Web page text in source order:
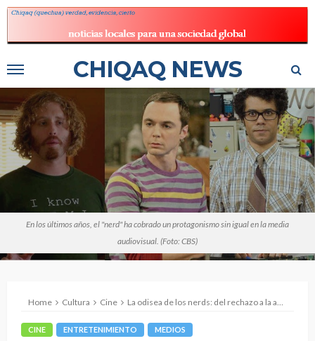
CHIQAQ NEWS
En los últimos años, el "nerd" ha cobrado un protagonismo sin igual en la media
audiovisual. (Foto: CBS)
Home Cultura Cine La odisea de los nerds: del rechazo a la aceptación masiva en la sociedad actual
CINE ENTRETENIMIENTO MEDIOS